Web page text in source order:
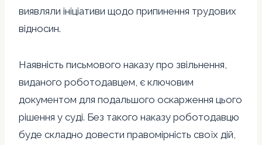
виявляли ініціативи щодо припинення трудових
відносин.
Наявність письмового наказу про звільнення,
виданого роботодавцем, є ключовим
документом для подальшого оскарження цього
рішення у суді. Без такого наказу роботодавцю
буде складно довести правомірність своїх дій,